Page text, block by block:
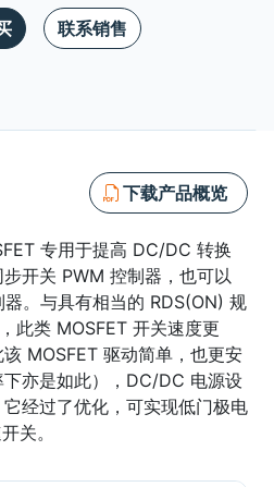
联系销售
下载产品概览
专用于提高 DC/DC 转换
开关 PWM 控制器，也可以
。与具有相当的 RDS(ON) 规
此类 MOSFET 开关速度更
MOSFET 驱动简单，也更安
亦是如此），DC/DC 电源设
经过了优化，可实现低门极电
关。